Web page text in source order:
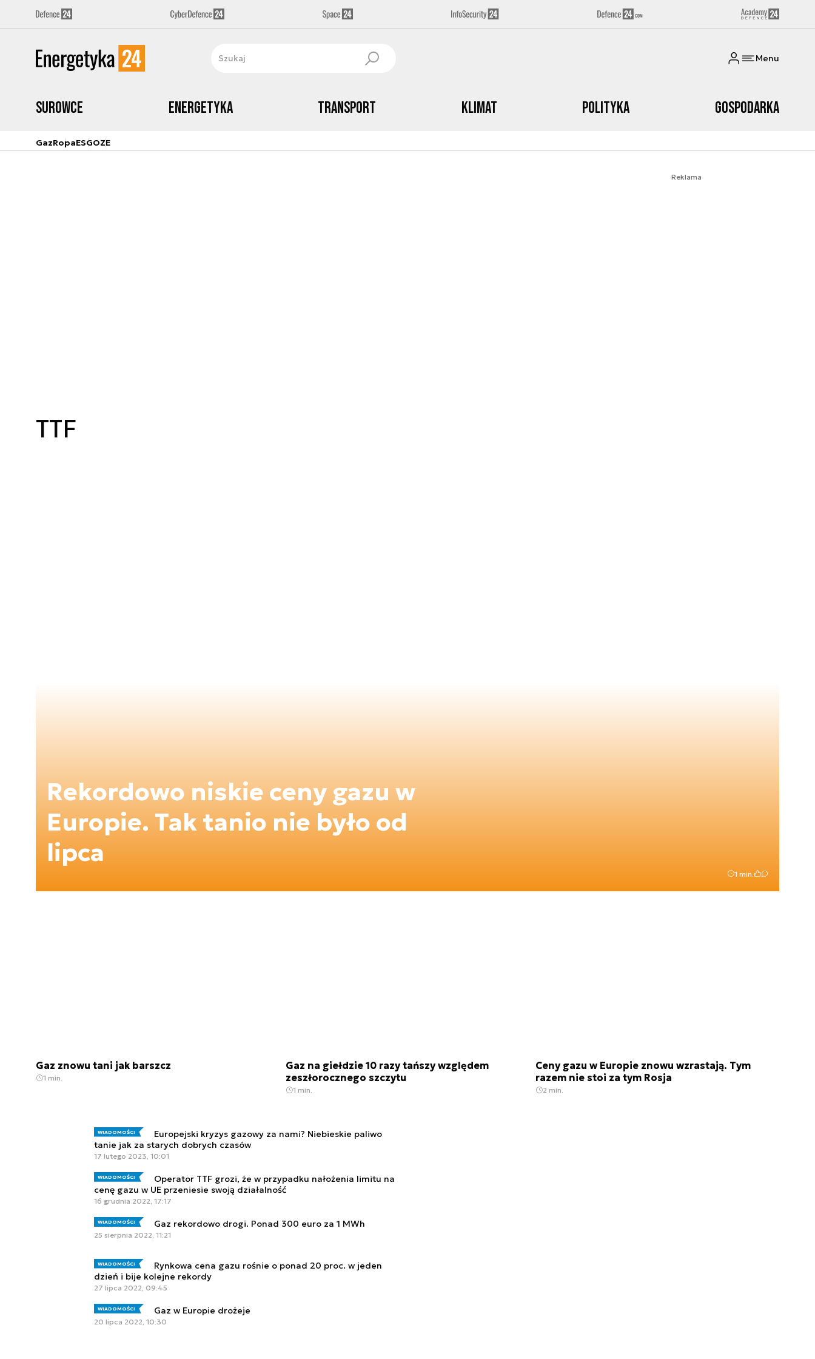
Menu
Surowce Energetyka Transport Klimat Polityka Gospodarka
GazRopaESGOZE
Reklama
TTF
Rekordowo niskie ceny gazu w
Europie. Tak tanio nie było od
lipca
1 min.
Gaz znowu tani jak barszcz
1 min.
Gaz na giełdzie 10 razy tańszy względem
zeszłorocznego szczytu
1 min.
Ceny gazu w Europie znowu wzrastają. Tym
razem nie stoi za tym Rosja
2 min.
WIADOMOŚCI
Europejski kryzys gazowy za nami? Niebieskie paliwo
tanie jak za starych dobrych czasów
17 lutego 2023, 10:01
WIADOMOŚCI
Operator TTF grozi, że w przypadku nałożenia limitu na
cenę gazu w UE przeniesie swoją działalność
16 grudnia 2022, 17:17
WIADOMOŚCI Gaz rekordowo drogi. Ponad 300 euro za 1 MWh
25 sierpnia 2022, 11:21
WIADOMOŚCI
Rynkowa cena gazu rośnie o ponad 20 proc. w jeden
dzień i bije kolejne rekordy
27 lipca 2022, 09:45
WIADOMOŚCI Gaz w Europie drożeje
20 lipca 2022, 10:30